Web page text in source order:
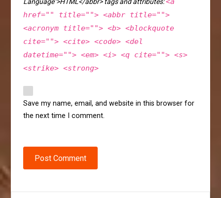
Language">HTML</abbr> tags and attributes:
href="" title=""> <abbr title="">
<acronym title=""> <b> <blockquote
cite=""> <cite> <code> <del
datetime=""> <em> <i> <q cite=""> <s>
<strike> <strong>
Save my name, email, and website in this browser for
the next time I comment.
Post Comment